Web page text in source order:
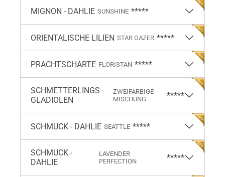
MIGNON - DAHLIE SUNSHINE *****
ORIENTALISCHE LILIEN STAR GAZER *****
PRACHTSCHARTE FLORISTAN *****
SCHMETTERLINGS -
GLADIOLEN
ZWEIFARBIGE
MISCHUNG
*****
SCHMUCK - DAHLIE SEATTLE *****
SCHMUCK -
DAHLIE
LAVENDER
PERFECTION
*****